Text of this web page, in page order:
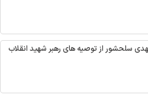
سلحشور از توصیه های رهبر شهید انقلاب